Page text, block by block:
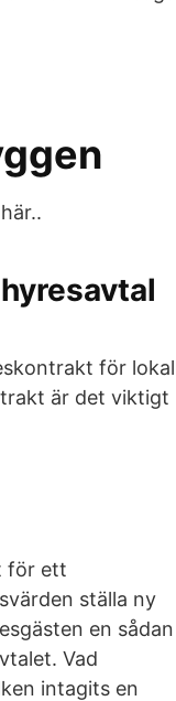
för lokal
är det viktigt
för ett
ställa ny
en sådan
Vad
intagits en